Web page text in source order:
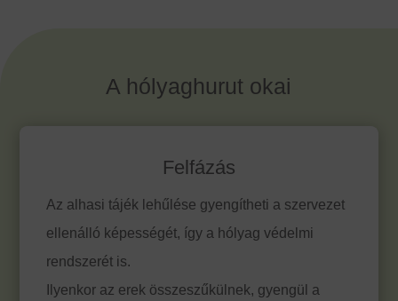
A hólyaghurut okai
Felfázás
Az alhasi tájék lehűlése gyengítheti a szervezet
ellenálló képességét, így a hólyag védelmi
rendszerét is.
Ilyenkor az erek összeszűkülnek, gyengül a